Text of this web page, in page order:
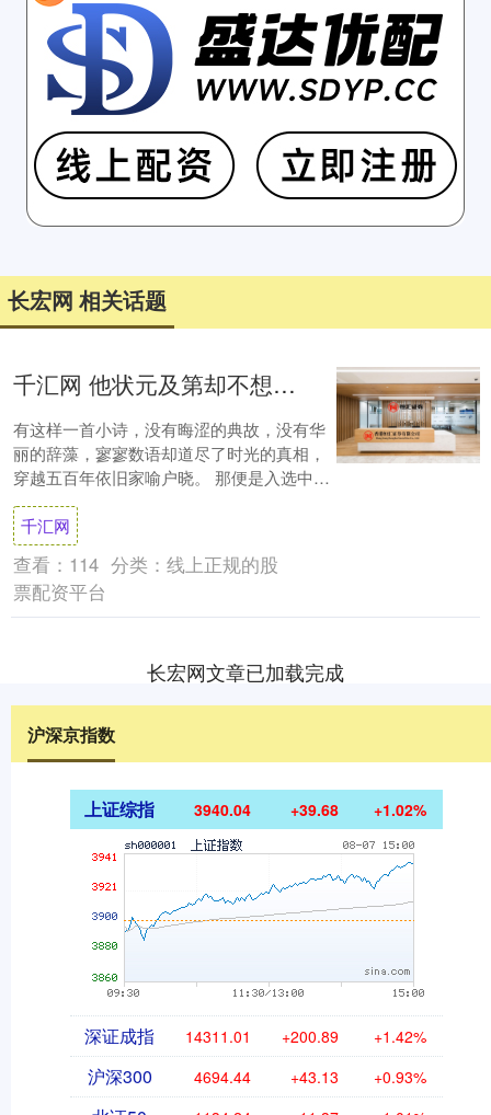
长宏网 相关话题
千汇网 他状元及第却不想当官，借耍酒疯辞官后，写下一首诗成功入选课本
有这样一首小诗，没有晦涩的典故，没有华
丽的辞藻，寥寥数语却道尽了时光的真相，
穿越五百年依旧家喻户晓。 那便是入选中小
学课本、陪伴几代人成长的《明日歌》。
《明日....
千汇网
查看： 114 分类： 线上正规的股
票配资平台
长宏网文章已加载完成
沪深京指数
上证综指 3940.04 +39.68 +1.02%
深证成指 14311.01 +200.89 +1.42%
沪深300 4694.44 +43.13 +0.93%